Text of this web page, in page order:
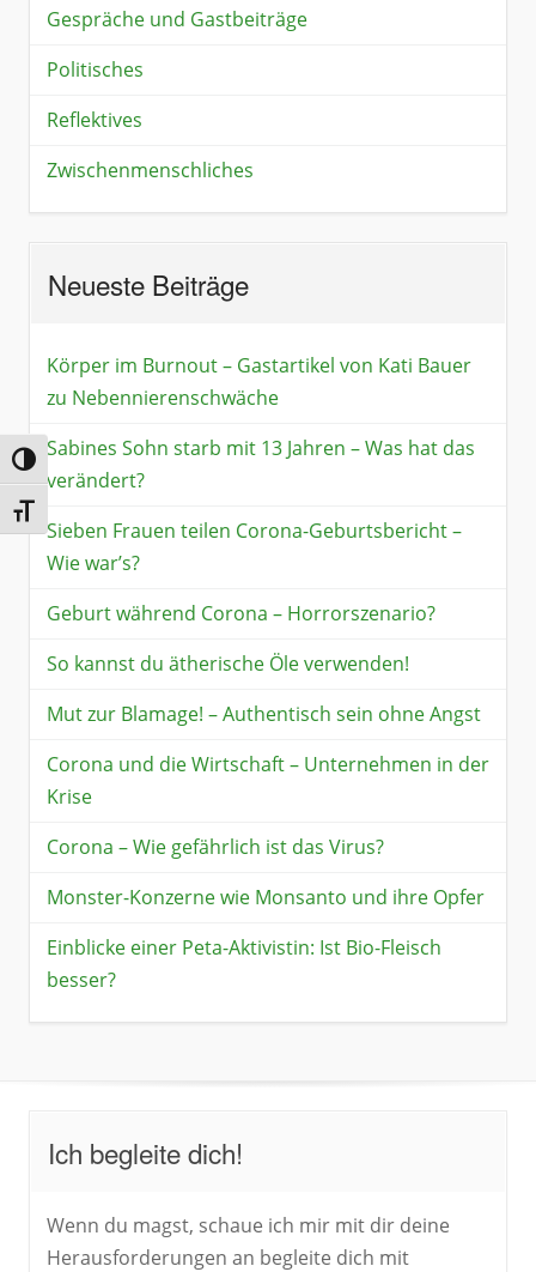
Umschalten auf hohe Kontraste
Schrift vergrößern
Gespräche und Gastbeiträge
Politisches
Reflektives
Zwischenmenschliches
Neueste Beiträge
Körper im Burnout – Gastartikel von Kati Bauer
zu Nebennierenschwäche
Sabines Sohn starb mit 13 Jahren – Was hat das
verändert?
Sieben Frauen teilen Corona-Geburtsbericht –
Wie war’s?
Geburt während Corona – Horrorszenario?
So kannst du ätherische Öle verwenden!
Mut zur Blamage! – Authentisch sein ohne Angst
Corona und die Wirtschaft – Unternehmen in der
Krise
Corona – Wie gefährlich ist das Virus?
Monster-Konzerne wie Monsanto und ihre Opfer
Einblicke einer Peta-Aktivistin: Ist Bio-Fleisch
besser?
Ich begleite dich!
Wenn du magst, schaue ich mir mit dir deine
Herausforderungen an begleite dich mit